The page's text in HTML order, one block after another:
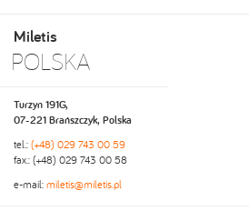
Miletis
POLSKA
Turzyn 191G,
07-221 Brańszczyk, Polska
tel.: (+48) 029 743 00 59
fax.: (+48) 029 743 00 58
e-mail: miletis@miletis.pl